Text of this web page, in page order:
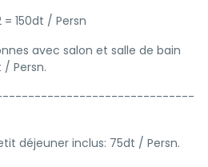
150dt / Persn
avec salon et salle de bain
Persn.
déjeuner inclus: 75dt / Persn.